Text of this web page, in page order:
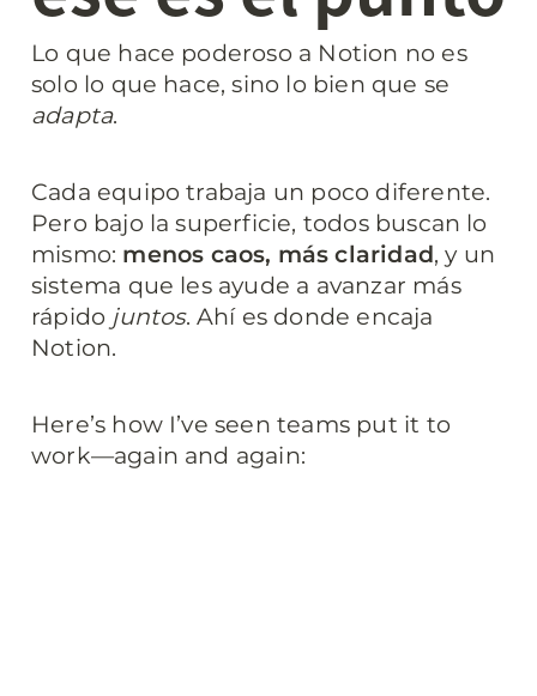
Lo que hace poderoso a Notion no es
adapta.
Cada equipo trabaja un poco diferente.
Pero bajo la superficie, todos buscan lo
mismo: menos caos, más claridad, y un
sistema que les ayude a avanzar más
rápido juntos. Ahí es donde encaja
Notion.
Here’s how I’ve seen teams put it to
work—again and again: